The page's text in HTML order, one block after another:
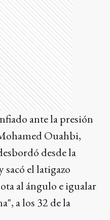
ante la presión
Ouahbi,
desde la
sacó el latigazo
al ángulo e igualar
a los 32 de la